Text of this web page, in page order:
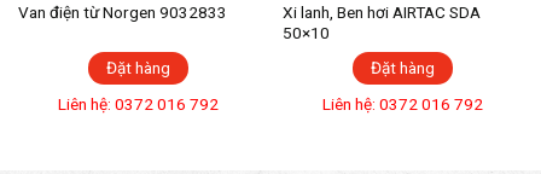
Van điện từ Norgen 9032833
Đặt hàng
Liên hệ: 0372 016 792
Xi lanh, Ben hơi AIRTAC SDA
50×10
Đặt hàng
Liên hệ: 0372 016 792